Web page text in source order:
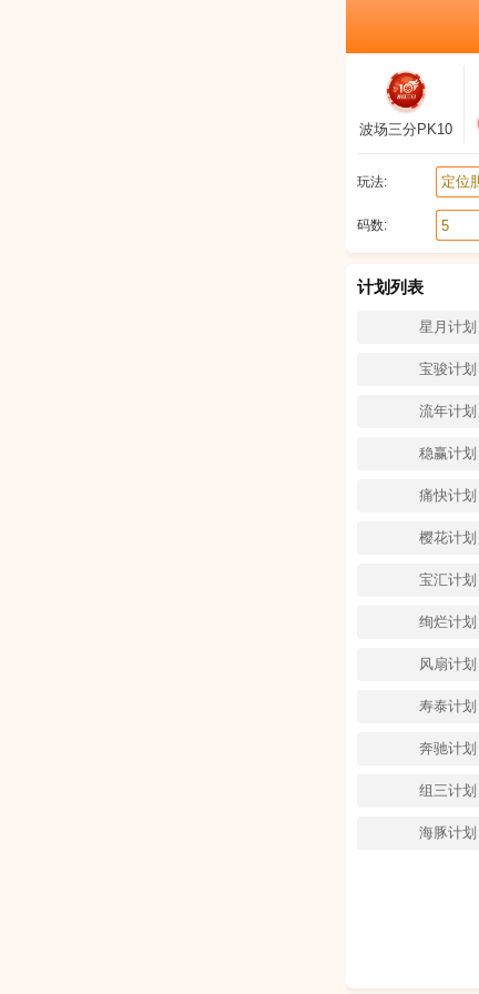
波场三分PK10
玩法:
码数:
计划列表
星月计划
宝骏计划
流年计划
稳赢计划
痛快计划
樱花计划
宝汇计划
绚烂计划
风扇计划
寿泰计划
奔驰计划
组三计划
海豚计划